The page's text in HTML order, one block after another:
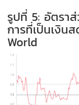
รูปที่ 5: อัตรา
การที่เป็นเงิน
World